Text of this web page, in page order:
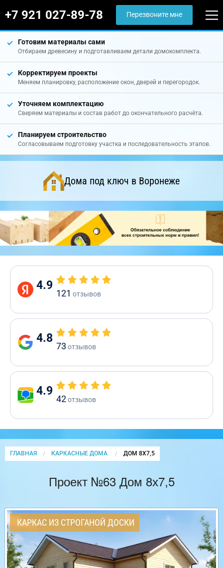
+7 921 027-89-78 Перезвоните мне
Готовим материалы сами
Отбираем древесину и подготавливаем детали домокомплекта.
Корректируем проекты
Меняем планировку, расположение окон, дверей и перегородок.
Уточняем комплектацию
Сверяем материалы и состав работ до окончательного расчёта.
Планируем строительство
Согласовываем подготовку участка и последовательность этапов.
Дома под ключ в Воронеже
4.9
121 отзывов
4.8
73 отзывов
4.9
42отзывов
ГЛАВНАЯ КАРКАСНЫЕ ДОМА CURRENT:
ДОМ 8Х7,5
Проект №63 Дом 8х7,5
КАРКАС ИЗ СТРОГАНОЙ ДОСКИ